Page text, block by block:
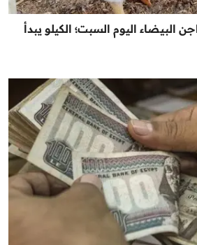
البيضاء اليوم السبت؛ الكيلو يبدأ